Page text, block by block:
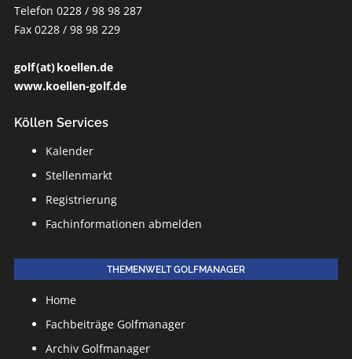
Telefon 0228 / 98 98 287
Fax 0228 / 98 98 229
golf (at) koellen.de
www.koellen-golf.de
Köllen Services
Kalender
Stellenmarkt
Registrierung
Fachinformationen abmelden
THEMENWELT GOLFMANAGER
Home
Fachbeiträge Golfmanager
Archiv Golfmanager